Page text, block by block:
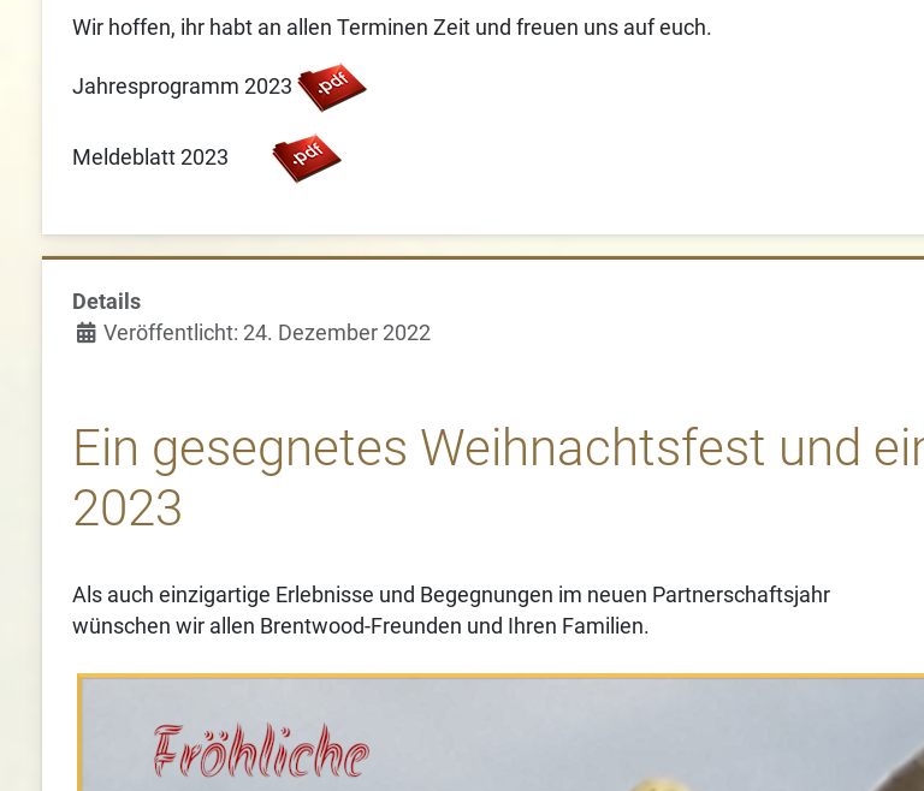
Wir hoffen, ihr habt an allen Terminen Zeit und freuen uns auf euch.
Jahresprogramm 2023
Meldeblatt 2023
Details
Veröffentlicht: 24. Dezember 2022
Ein gesegnetes Weihnachtsfest und
2023
Als auch einzigartige Erlebnisse und Begegnungen im neuen Partnerschaftsjahr
wünschen wir allen Brentwood-Freunden und Ihren Familien.